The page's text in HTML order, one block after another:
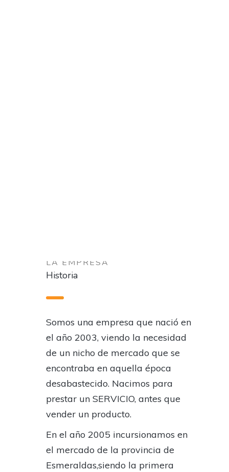
LA EMPRESA
Historia
Somos una empresa que nació en
el año 2003, viendo la necesidad
de un nicho de mercado que se
encontraba en aquella época
desabastecido. Nacimos para
prestar un SERVICIO, antes que
vender un producto.
En el año 2005 incursionamos en
el mercado de la provincia de
Esmeraldas,siendo la primera